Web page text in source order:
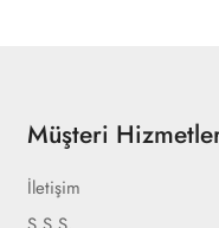
Müşteri
İletişim